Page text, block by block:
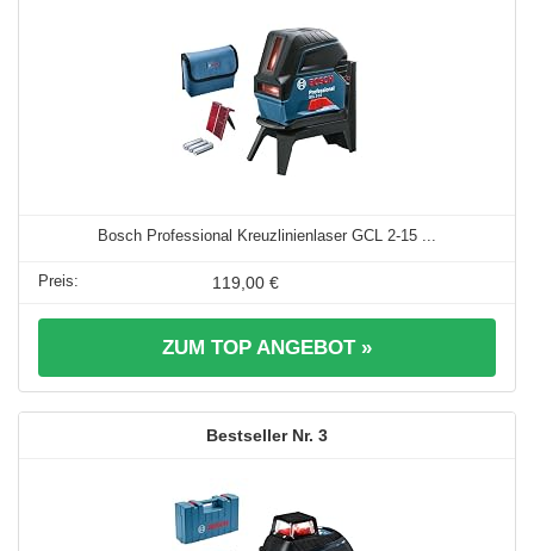
Bosch Professional Kreuzlinienlaser GCL 2-15 ...
119,00 €
ZUM TOP ANGEBOT »
3